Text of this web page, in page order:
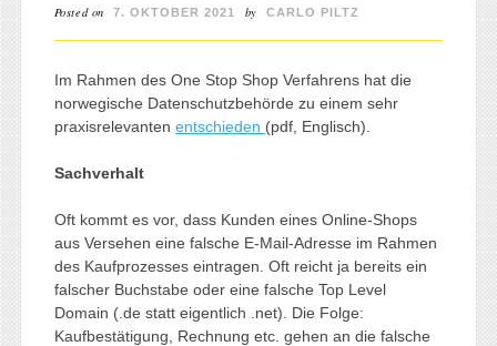
Posted on 7. OKTOBER 2021 by CARLO PILTZ
Im Rahmen des One Stop Shop Verfahrens hat die
norwegische Datenschutzbehörde zu einem sehr
praxisrelevanten entschieden (pdf, Englisch).
Sachverhalt
Oft kommt es vor, dass Kunden eines Online-Shops
aus Versehen eine falsche E-Mail-Adresse im Rahmen
des Kaufprozesses eintragen. Oft reicht ja bereits ein
falscher Buchstabe oder eine falsche Top Level
Domain (.de statt eigentlich .net). Die Folge:
Kaufbestätigung, Rechnung etc. gehen an die falsche